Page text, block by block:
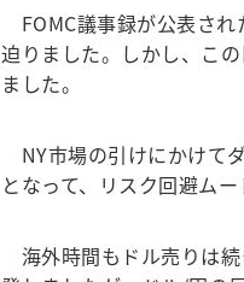
FOMC議事録が公表さ
迫りました。しかし、こ
ました。
NY市場の引けにかけて
となって、リスク回避ム
海外時間もドル売りは